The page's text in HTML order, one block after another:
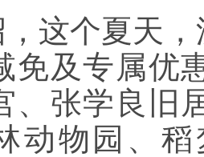
这个夏天
免及专属优
、张学良旧
动物园、